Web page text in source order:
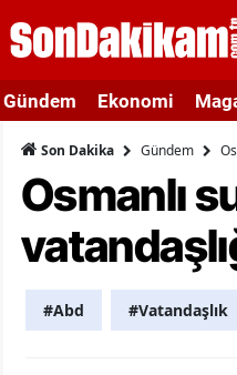
Gündem Ekonomi
Son Dakika Gündem
Osmanlı
#Abd #Vatandaşlık